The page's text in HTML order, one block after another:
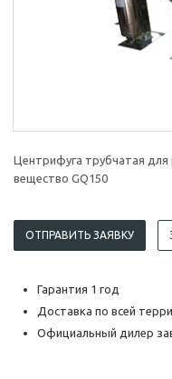
Центрифуга трубчатая
вещество GQ150
ОТПРАВИТЬ ЗАЯВКУ
Гарантия 1 год
Доставка по всей
Официальный дилер